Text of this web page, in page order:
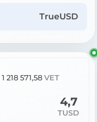
TrueUSD
1 218 571,58 VET
4,7
TUSD